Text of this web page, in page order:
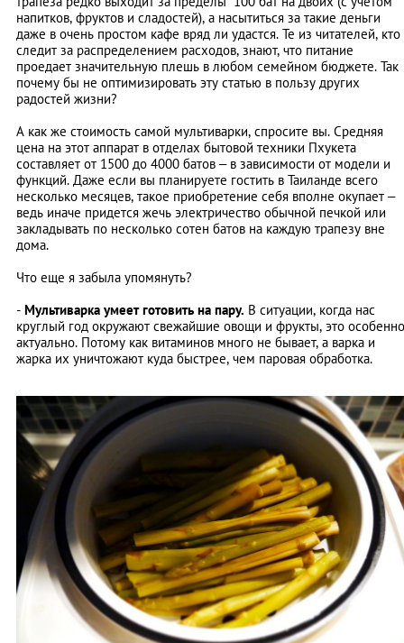
напитков, фруктов и сладостей), а насытиться за такие деньги
даже в очень простом кафе вряд ли удастся. Те из читателей, кто
следит за распределением расходов, знают, что питание
проедает значительную плешь в любом семейном бюджете. Так
почему бы не оптимизировать эту статью в пользу других
радостей жизни?
А как же стоимость самой мультиварки, спросите вы. Средняя
цена на этот аппарат в отделах бытовой техники Пхукета
составляет от 1500 до 4000 батов – в зависимости от модели и
функций. Даже если вы планируете гостить в Таиланде всего
несколько месяцев, такое приобретение себя вполне окупает –
ведь иначе придется жечь электричество обычной печкой или
закладывать по несколько сотен батов на каждую трапезу вне
дома.
Что еще я забыла упомянуть?
- Мультиварка умеет готовить на пару. В ситуации, когда нас
круглый год окружают свежайшие овощи и фрукты, это особенно
актуально. Потому как витаминов много не бывает, а варка и
жарка их уничтожают куда быстрее, чем паровая обработка.